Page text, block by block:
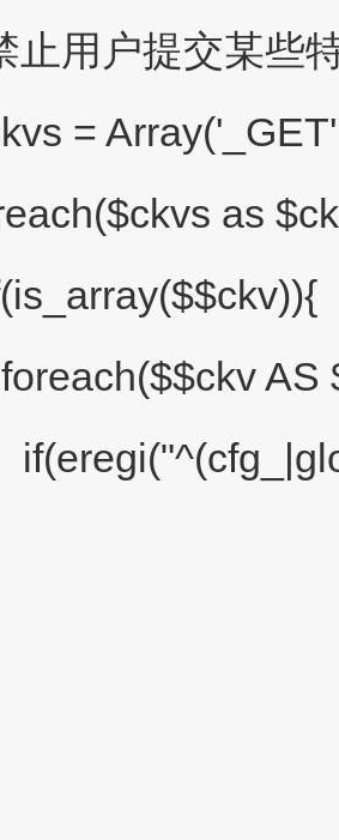
止用户提交某些
=
as
AS